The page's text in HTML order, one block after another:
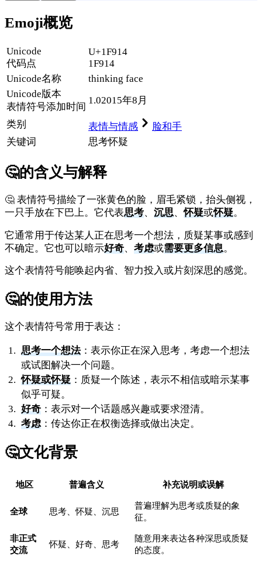
Emoji概览
Unicode
代码点
U+1F914
1F914
Unicode名称
thinking face
Unicode版本
表情符号添加时间
1.02015年8月
类别 表情与情感
脸和手
关键词
思考怀疑
🤔的含义与解释
🤔 表情符号描绘了一张黄色的脸，眉毛紧锁，抬头侧视，
一只手放在下巴上。它代表思考、 沉思、怀疑或怀疑。
它通常用于传达某人正在思考一个想法，质疑某事或感到
不确定。它也可以暗示好奇、 考虑或需要更多信息。
这个表情符号能唤起内省、智力投入或片刻深思的感觉。
🤔的使用方法
这个表情符号常用于表达：
思考一个想法：表示你正在深入思考，考虑一个想法
或试图解决一个问题。
怀疑或怀疑 ：质疑一个陈述，表示不相信或暗示某事
似乎可疑。
好奇 ：表示对一个话题感兴趣或要求澄清。
考虑 ：传达你正在权衡选择或做出决定。
🤔文化背景
地区 普遍含义 补充说明或误解
全球 思考、怀疑、沉思
普遍理解为思考或质疑的象
征。
非正式
交流
怀疑、好奇、思考
随意用来表达各种深思或质疑
的态度。